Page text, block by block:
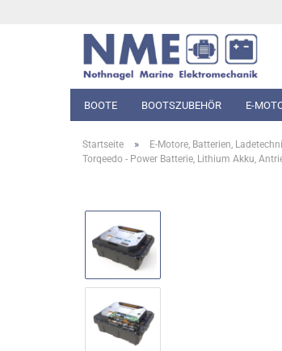
BOOTE BOOTSZUBEHÖR E-
Startseite » E-Motore, Batterien,
Torqeedo - Power Batterie, Lithium Akku,